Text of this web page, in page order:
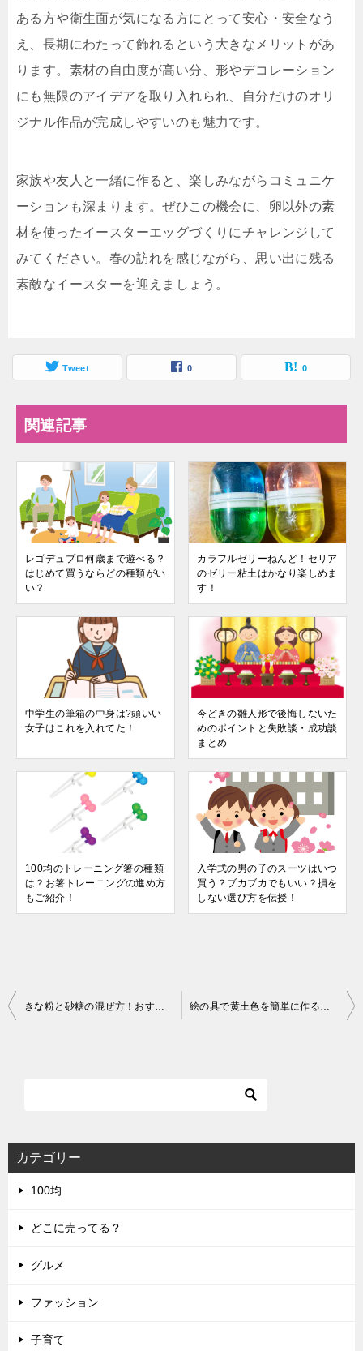
ある方や衛生面が気になる方にとって安心・安全なう
え、長期にわたって飾れるという大きなメリットがあ
ります。素材の自由度が高い分、形やデコレーション
にも無限のアイデアを取り入れられ、自分だけのオリ
ジナル作品が完成しやすいのも魅力です。
家族や友人と一緒に作ると、楽しみながらコミュニケ
ーションも深まります。ぜひこの機会に、卵以外の素
材を使ったイースターエッグづくりにチャレンジして
みてください。春の訪れを感じながら、思い出に残る
素敵なイースターを迎えましょう。
Tweet 0 0
関連記事
レゴデュプロ何歳まで遊べる？
はじめて買うならどの種類がい
い？
カラフルゼリーねんど！セリア
のゼリー粘土はかなり楽しめま
す！
中学生の筆箱の中身は?頭いい
女子はこれを入れてた！
今どきの雛人形で後悔しないた
めのポイントと失敗談・成功談
まとめ
100均のトレーニング箸の種類
は？お箸トレーニングの進め方
もご紹介！
入学式の男の子のスーツはいつ
買う？ブカブカでもいい？損を
しない選び方を伝授！
投
シ
ョ
きな粉と砂糖の混ぜ方！おすすめ比率も紹介！ 絵の具で黄土色を簡単に作る作り方！色作りのコツと失敗しない配合
カテゴリー
100均
どこに売ってる？
グルメ
ファッション
子育て